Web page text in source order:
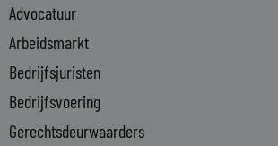
d
i
n
-
i
n
Advocatuur
Arbeidsmarkt
Bedrijfsjuristen
Bedrijfsvoering
Gerechtsdeurwaarders